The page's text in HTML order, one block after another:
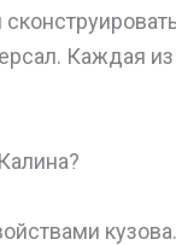
Каждая
кузова.